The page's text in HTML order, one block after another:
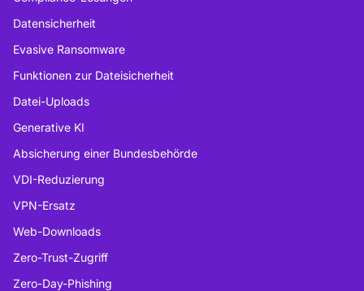
Datensicherheit
Evasive Ransomware
Funktionen zur Dateisicherheit
Datei-Uploads
Generative KI
Absicherung einer Bundesbehörde
VDI-Reduzierung
VPN-Ersatz
Web-Downloads
Zero-Trust-Zugriff
Zero-Day-Phishing